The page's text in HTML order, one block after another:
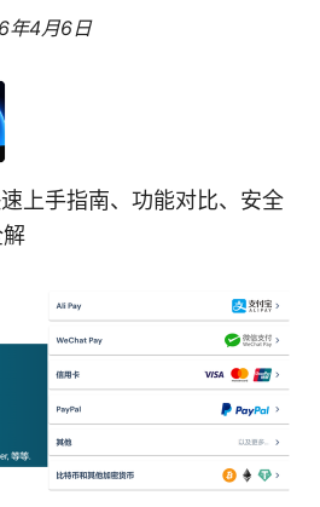
年4月6日
上手指南、功能对比、安全